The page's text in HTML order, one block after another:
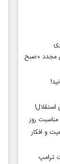
مجدد «صبح
روز
و افکار
ترامپ